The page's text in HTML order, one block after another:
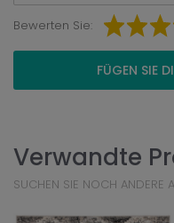
Bewerten Sie:
FÜGEN SIE
Verwandte
SUCHEN SIE NOCH ANDERE